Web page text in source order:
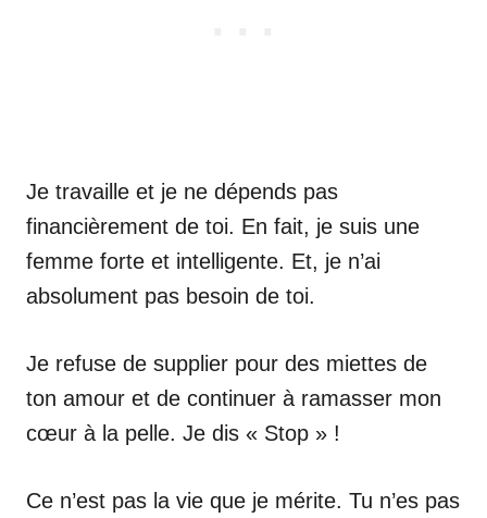
Je travaille et je ne dépends pas
financièrement de toi. En fait, je suis une
femme forte et intelligente. Et, je n’ai
absolument pas besoin de toi.
Je refuse de supplier pour des miettes de
ton amour et de continuer à ramasser mon
cœur à la pelle. Je dis « Stop » !
Ce n’est pas la vie que je mérite. Tu n’es pas